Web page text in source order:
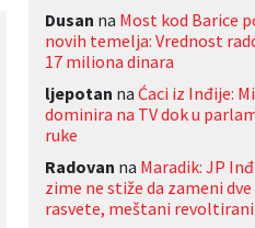
Dusan na Most kod Barice
novih temelja: Vrednost
17 miliona dinara
ljepotan na Ćaci iz Inđije:
dominira na TV dok u
ruke
Radovan na Maradik: JP
zime ne stiže da zameni
rasvete, meštani revoltirani